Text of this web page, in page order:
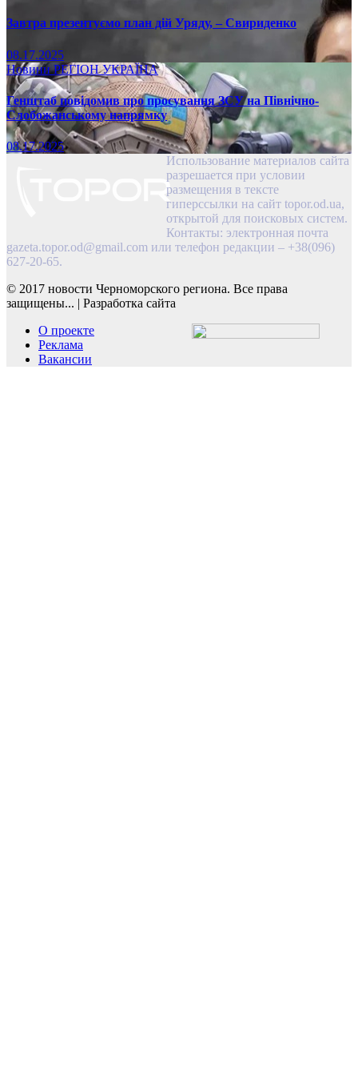
Завтра презентуємо план дій Уряду, – Свириденко
08.17.2025
НовиниРЕГІОНУКРАЇНА
Генштаб повідомив про просування ЗСУ на Північно-
Слобожанському напрямку
08.17.2025
Использование материалов сайта
разрешается при условии
размещения в тексте
гиперссылки на сайт topor.od.ua,
открытой для поисковых систем.
Контакты: электронная почта
gazeta.topor.od@gmail.com или телефон редакции – +38(096)
627-20-65.
© 2017 новости Черноморского региона. Все права
защищены... | Разработка сайта
О проекте
Реклама
Вакансии